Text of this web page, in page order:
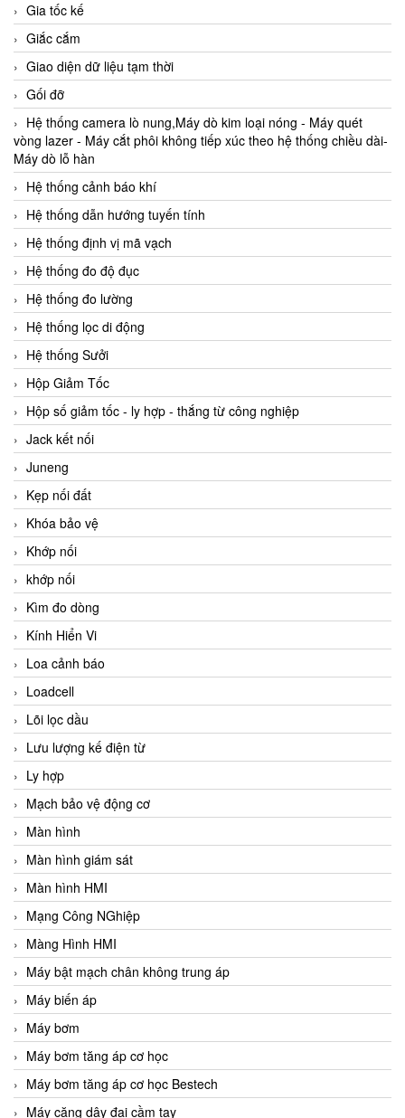
Gia tốc kế
Giắc cắm
Giao diện dữ liệu tạm thời
Gối đỡ
Hệ thống camera lò nung,Máy dò kim loại nóng - Máy quét
vòng lazer - Máy cắt phôi không tiếp xúc theo hệ thống chiều dài-
Máy dò lỗ hàn
Hệ thống cảnh báo khí
Hệ thống dẫn hướng tuyến tính
Hệ thống định vị mã vạch
Hệ thống đo độ đục
Hệ thống đo lường
Hệ thống lọc di động
Hệ thống Sưởi
Hộp Giảm Tốc
Hộp số giảm tốc - ly hợp - thắng từ công nghiệp
Jack kết nối
Juneng
Kẹp nối đất
Khóa bảo vệ
Khớp nối
khớp nối
Kìm đo dòng
Kính Hiển Vi
Loa cảnh báo
Loadcell
Lõi lọc dầu
Lưu lượng kế điện từ
Ly hợp
Mạch bảo vệ động cơ
Màn hình
Màn hình giám sát
Màn hình HMI
Mạng Công NGhiệp
Màng Hình HMI
Máy bật mạch chân không trung áp
Máy biến áp
Máy bơm
Máy bơm tăng áp cơ học
Máy bơm tăng áp cơ học Bestech
Máy căng dây đai cầm tay